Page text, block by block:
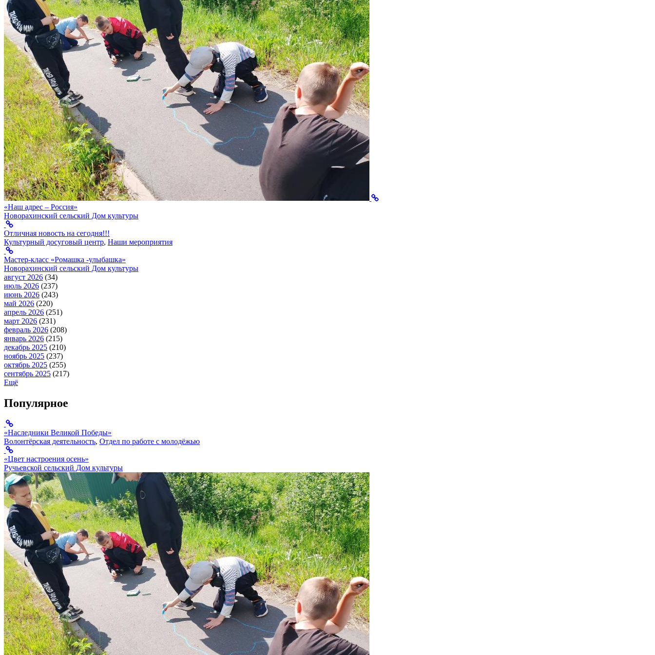
«Наш адрес – Россия»
Новорахинский сельский Дом культуры
Отличная новость на сегодня!!!
Культурный досуговый центр, Наши мероприятия
Мастер-класс «Ромашка -улыбашка»
Новорахинский сельский Дом культуры
август 2026 (34)
июль 2026 (237)
июнь 2026 (243)
май 2026 (220)
апрель 2026 (251)
март 2026 (231)
февраль 2026 (208)
январь 2026 (215)
декабрь 2025 (210)
ноябрь 2025 (237)
октябрь 2025 (255)
сентябрь 2025 (217)
Ещё
Популярное
«Наследники Великой Победы»
Волонтёрская деятельность, Отдел по работе с молодёжью
«Цвет настроения осень»
Ручьевской сельский Дом культуры